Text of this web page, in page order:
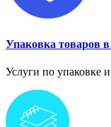
Упаковка товаров
Услуги по упаковке